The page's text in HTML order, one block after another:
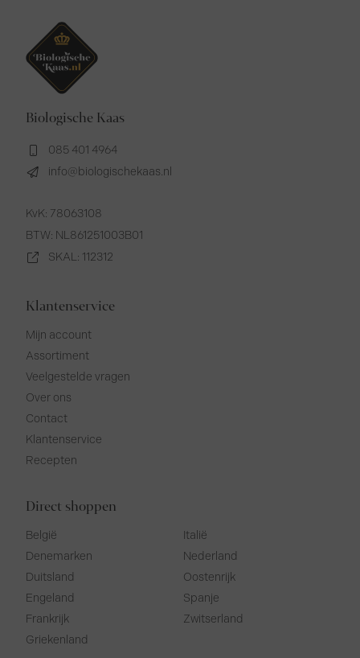
Biologische Kaas
085 401 4964
info@biologischekaas.nl
KvK: 78063108
BTW: NL861251003B01
SKAL: 112312
Klantenservice
Mijn account
Assortiment
Veelgestelde vragen
Over ons
Contact
Klantenservice
Recepten
Direct shoppen
België
Denemarken
Duitsland
Engeland
Frankrijk
Griekenland
Italië
Nederland
Oostenrijk
Spanje
Zwitserland